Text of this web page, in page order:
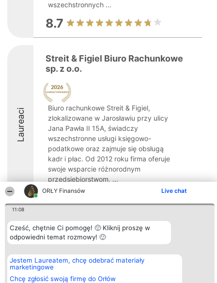
ORŁY Finansów Live chat
11:08
Cześć, chętnie Ci pomogę! 🙂 Kliknij proszę w
odpowiedni temat rozmowy! 🙂
Jestem Laureatem, chcę odebrać materiały
marketingowe
Chcę zgłosić swoją firmę do Orłów
wszechstronnych ...
8.7
Laureaci
Streit & Figiel Biuro Rachunkowe
sp. z o.o.
Biuro rachunkowe Streit & Figiel,
zlokalizowane w Jarosławiu przy ulicy
Jana Pawła II 15A, świadczy
wszechstronne usługi księgowo-
podatkowe oraz zajmuje się obsługą
kadr i płac. Od 2012 roku firma oferuje
swoje wsparcie różnorodnym
przedsiębiorstwom, ...
8.7
Organizator plebiscytu
Bright Side Solutions sp. z o.
o. sp. k.
Wrocław 50-079
KRS 0000749100 | Regon
381313360 | NIP 8943132676
Plebiscyt
Laureaci
Lista
Laureatów
Regulamin
Kontakt